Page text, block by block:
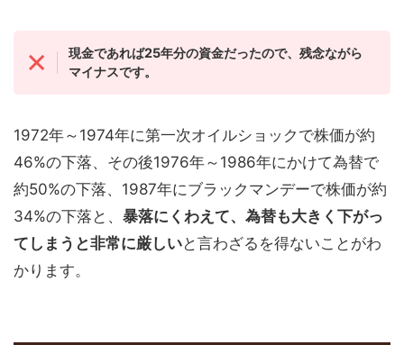
現金であれば25年分の資金だったので、残念ながら
マイナスです。
1972年～1974年に第一次オイルショックで株価が約
46%の下落、その後1976年～1986年にかけて為替で
約50%の下落、1987年にブラックマンデーで株価が約
34%の下落と、 暴落にくわえて、為替も大きく下がっ
てしまうと非常に厳しいと言わざるを得ないことがわ
かります。